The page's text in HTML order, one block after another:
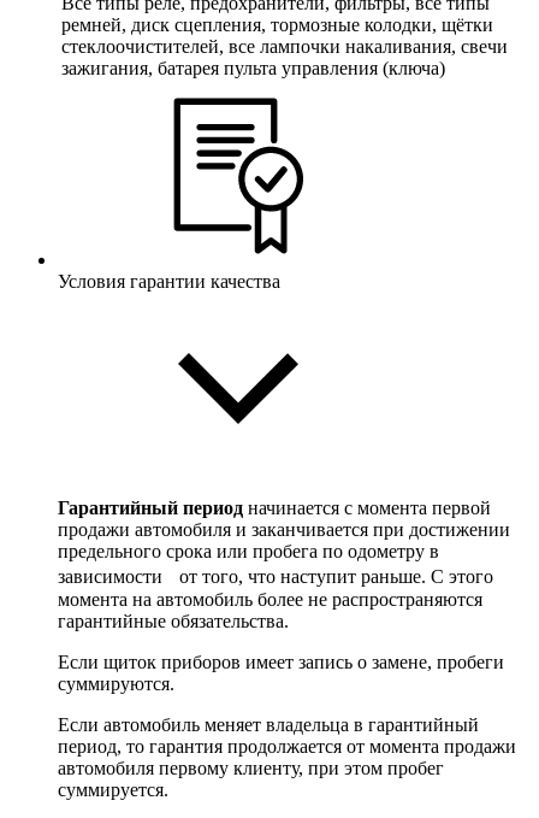
ремней, диск сцепления, тормозные колодки, щётки
стеклоочистителей, все лампочки накаливания, свечи
зажигания, батарея пульта управления (ключа)
Условия гарантии качества
Гарантийный период начинается с момента первой
продажи автомобиля и заканчивается при достижении
предельного срока или пробега по одометру в
зависимости от того, что наступит раньше. С этого
момента на автомобиль более не распространяются
гарантийные обязательства.
Если щиток приборов имеет запись о замене, пробеги
суммируются.
Если автомобиль меняет владельца в гарантийный
период, то гарантия продолжается от момента продажи
автомобиля первому клиенту, при этом пробег
суммируется.